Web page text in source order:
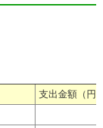
支出金額（円